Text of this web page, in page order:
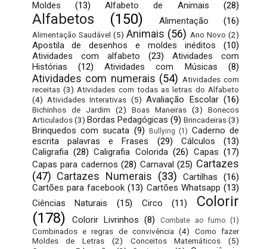
Moldes
(13) Alfabeto de Animais (28)
Alfabetos (150) Alimentação (16)
Alimentação Saudável (5) Animais (56) Ano Novo (2)
Apostila de desenhos e moldes inéditos
(10)
Atividades com alfabeto
(23)
Atividades com
Histórias
(12) Atividades com Músicas (8)
Atividades com numerais (54) Atividades com
receitas (3) Atividades com todas as letras do Alfabeto
(4) Atividades Interativas (5) Avaliação Escolar (16)
Bichinhos de Jardim (2) Boas Maneiras (3)
Bonecos
Articulados (3) Bordas Pedagógicas (9) Brincadeiras(3)
Brinquedos com sucata (9) Bullying (1) Caderno de
escrita palavras e Frases
(29) Cálculos
(13)
Caligrafia (28) Caligrafia Colorida (26) Capas (17)
Capas para cadernos (28) Carnaval (25) Cartazes
(47) Cartazes Numerais (33) Cartilhas
(16)
Cartões para facebook (13) Cartões Whatsapp (13)
Ciências Naturais
(15) Circo (11)
Colorir
(178)
Colorir Livrinhos (8) Combate ao fumo (1)
Combinados e regras de convivência (4)
Como fazer
Moldes de Letras
(2) Conceitos Matemáticos
(5)